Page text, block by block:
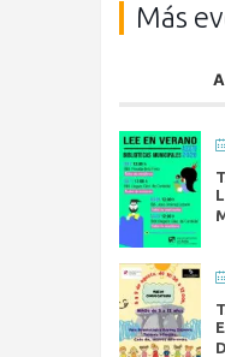
Más